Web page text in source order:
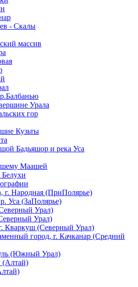
- Скалы
массив
Урала
гор
Кузьты
Бадьяшор и река Уса
Маашей
Белухи
г. Народная (ПриПолярье)
Уса (ЗаПолярье)
Урал)
Урал)
Кваркуш (Северный Урал)
город, г. Качканар (Средний
(Южный Урал)
(Алтай)